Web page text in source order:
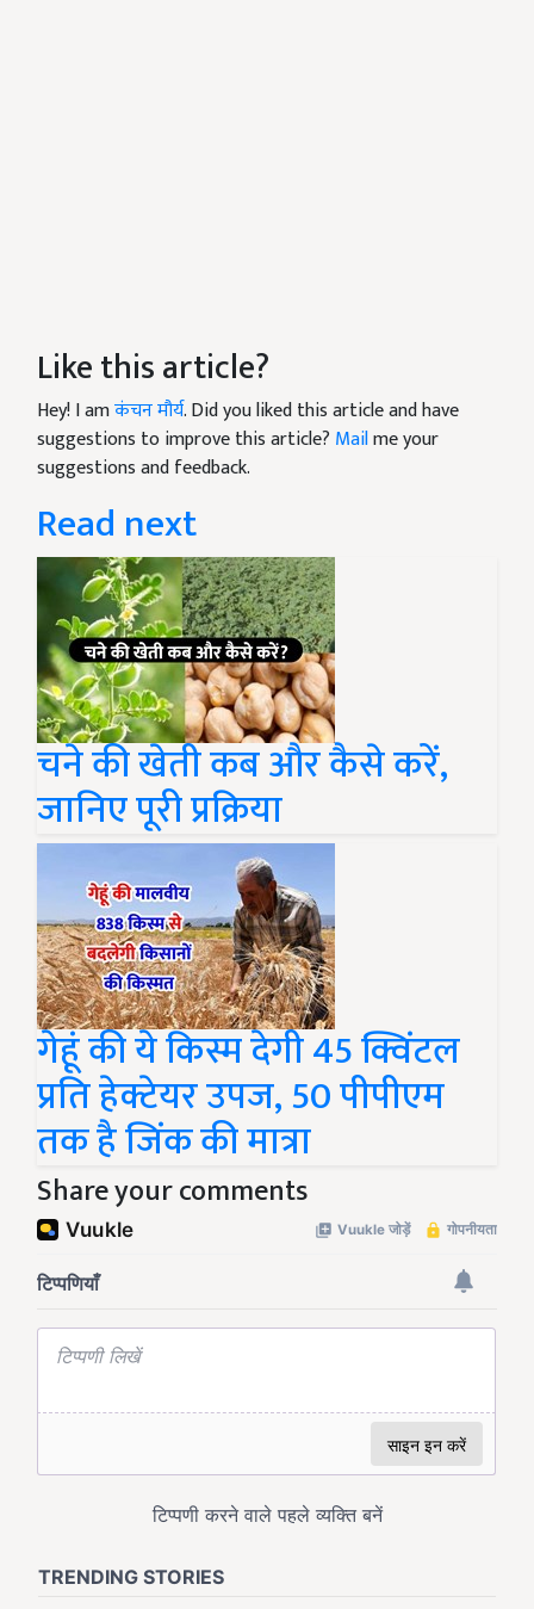
Like this article?
Hey! I amकंचन मौर्य. Did you liked this article and have
suggestions to improve this article? Mailme your
suggestions and feedback.
Read next
चने की खेती कब और कैसे करें,
जानिए पूरी प्रक्रिया
गेहूं की ये किस्म देगी 45 क्विंटल
प्रति हेक्टेयर उपज, 50 पीपीएम
तक है जिंक की मात्रा
Share your comments